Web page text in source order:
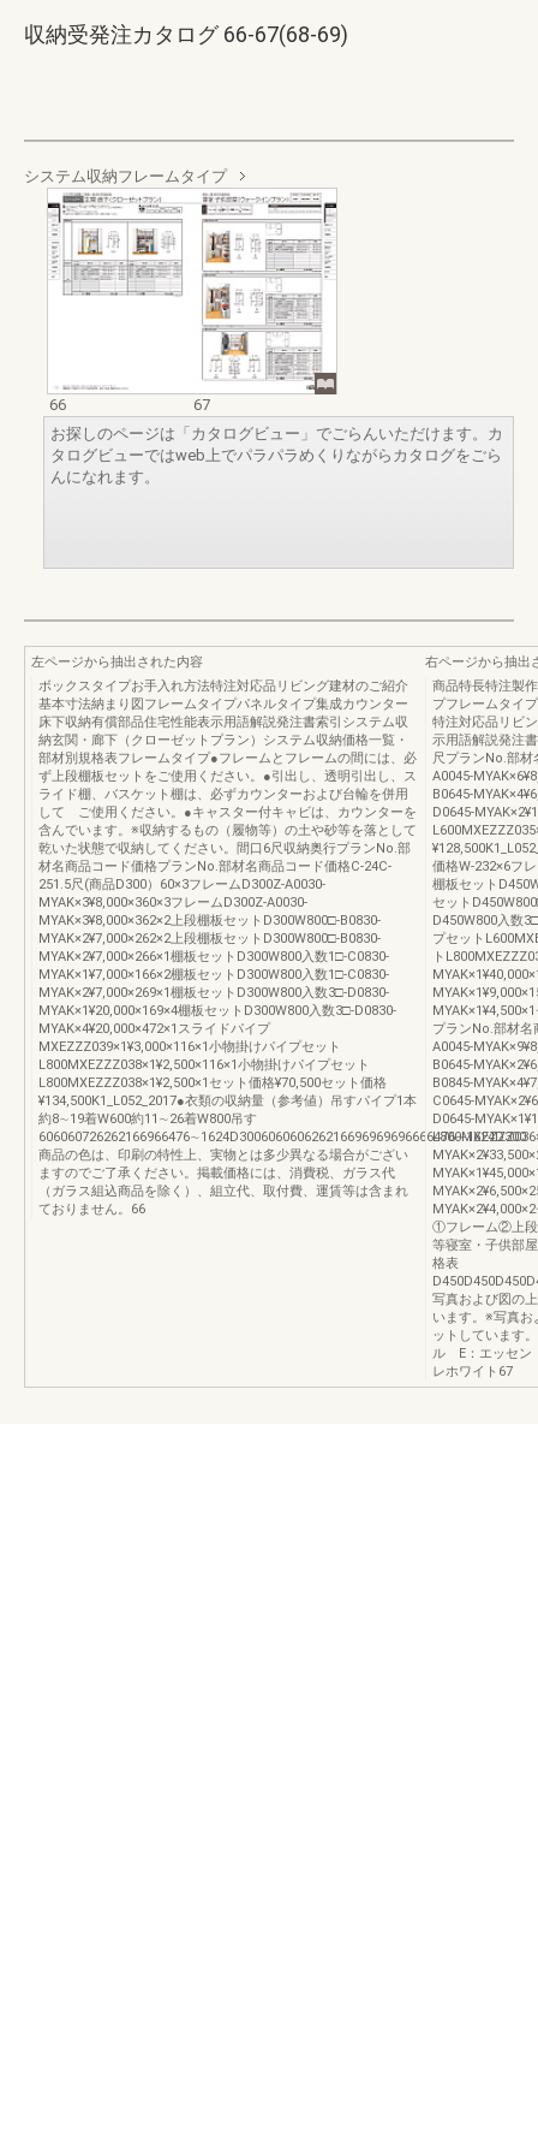
収納受発注カタログ 66-67(68-69)
システム収納フレームタイプ
66
67
お探しのページは「カタログビュー」でごらんいただけます。カ
タログビューではweb上でパラパラめくりながらカタログをごら
んになれます。
左ページから抽出された内容
ボックスタイプお手入れ方法特注対応品リビング建材のご紹介
基本寸法納まり図フレームタイプパネルタイプ集成カウンター
床下収納有償部品住宅性能表示用語解説発注書索引システム収
納玄関・廊下（クローゼットプラン）システム収納価格一覧・
部材別規格表フレームタイプ●フレームとフレームの間には、必
ず上段棚板セットをご使用ください。●引出し、透明引出し、ス
ライド棚、バスケット棚は、必ずカウンターおよび台輪を併用
して ご使用ください。●キャスター付キャビは、カウンターを
含んでいます。※収納するもの（履物等）の土や砂等を落として
乾いた状態で収納してください。間口6尺収納奥行プランNo.部
材名商品コード価格プランNo.部材名商品コード価格C-24C-
251.5尺(商品D300）60×3フレームD300Z-A0030-
MYAK×3¥8,000×360×3フレームD300Z-A0030-
MYAK×3¥8,000×362×2上段棚板セットD300W800□-B0830-
MYAK×2¥7,000×262×2上段棚板セットD300W800□-B0830-
MYAK×2¥7,000×266×1棚板セットD300W800入数1□-C0830-
MYAK×1¥7,000×166×2棚板セットD300W800入数1□-C0830-
MYAK×2¥7,000×269×1棚板セットD300W800入数3□-D0830-
MYAK×1¥20,000×169×4棚板セットD300W800入数3□-D0830-
MYAK×4¥20,000×472×1スライドパイプ
MXEZZZ039×1¥3,000×116×1小物掛けパイプセット
L800MXEZZZ038×1¥2,500×116×1小物掛けパイプセット
L800MXEZZZ038×1¥2,500×1セット価格¥70,500セット価格
¥134,500K1_L052_2017●衣類の収納量（参考値）吊すパイプ1本
約8∼19着W600約11∼26着W800吊す
606060726262166966476∼1624D300606060626216696969696666476∼1624D300
商品の色は、印刷の特性上、実物とは多少異なる場合がござい
ますのでご了承ください。掲載価格には、消費税、ガラス代
（ガラス組込商品を除く）、組立代、取付費、運賃等は含まれ
ておりません。66
右ページから抽出
商品特長特注製
プフレームタイ
特注対応品リビ
示用語解説発注
尺プランNo.部材
A0045-
B0645-
D0645-
価格W-232×6フ
棚板セット
セット
D450W800入数
プセット
ト
プランNo.部材名
A0045-
B0645-
B0845-
C0645-
D0645-
①フレーム②上段
等寝室・子供部
格表
写真および図の
います。※写真お
ットしています
ル E：エッセ
レホワイト67